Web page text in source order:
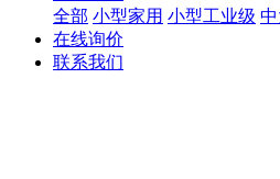
全部 小型家用 小型工业级
在线询价
联系我们